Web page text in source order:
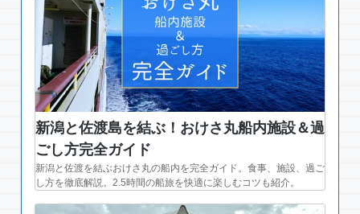
新潟と佐渡島を結ぶ！おけさ丸船内施設＆過
ごし方完全ガイド
新潟と佐渡を結ぶおけさ丸の船内を完全ガイド。食事、施設、過ご
し方を徹底解説。2.5時間の船旅を快適に楽しむコツも紹介。